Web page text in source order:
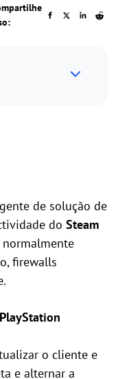
de solução de
do Steam
normalmente
firewalls
o cliente e
e alternar a